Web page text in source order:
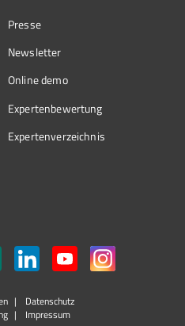
Presse
Newsletter
Online demo
Expertenbewertung
Expertenverzeichnis
Datenschutz
Impressum